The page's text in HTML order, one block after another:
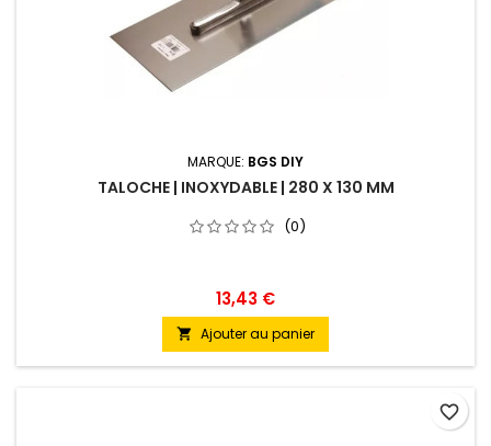
MARQUE: BGS DIY
TALOCHE | INOXYDABLE | 280 X 130 MM
(0)
13,43 €
 Ajouter au panier
favorite_border